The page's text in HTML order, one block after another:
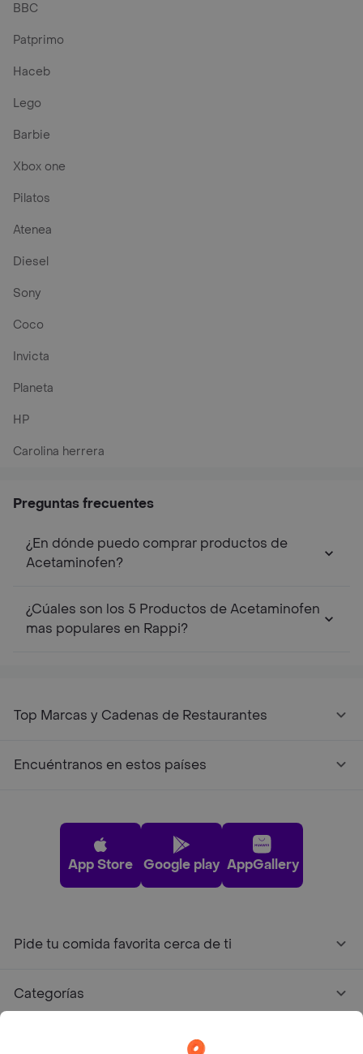
BBC
Patprimo
Haceb
Lego
Barbie
Xbox one
Pilatos
Atenea
Diesel
Sony
Coco
Invicta
Planeta
HP
Carolina herrera
Preguntas frecuentes
¿En dónde puedo comprar productos de
Acetaminofen?
¿Cúales son los 5 Productos de Acetaminofen
mas populares en Rappi?
Top Marcas y Cadenas de Restaurantes
Encuéntranos en estos países
App Store Google play AppGallery
Pide tu comida favorita cerca de ti
Categorías